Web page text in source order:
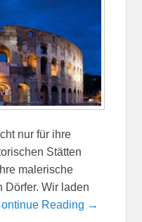
nur für ihre
Stätten
malerische
Dörfer. Wir laden
Reading →